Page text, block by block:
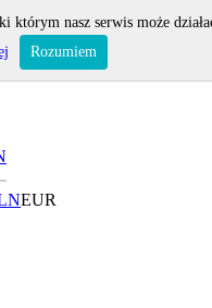
EUR
którym nasz serwis może
Rozumiem